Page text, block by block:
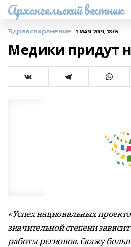
Архангельский вестник
Здравоохранение 1 МАЯ 2019, 18:05
Медики придут
«Успех национальных
значительной степени
работы регионов. Скажу